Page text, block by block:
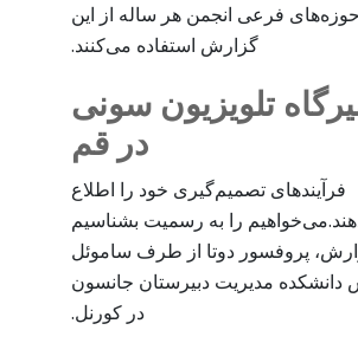
فرعی انجمن هر ساله از این
گزارش استفاده می‌کنند.
تلویزیون سونی
در قم
فرآیندهای تصمیم‌گیری خود را اطلاع
را به رسمیت بشناسیم
پروفسور دوتا از طرف ساموئل
دانشکده مدیریت دبیرستان جانسون
در کورنل.